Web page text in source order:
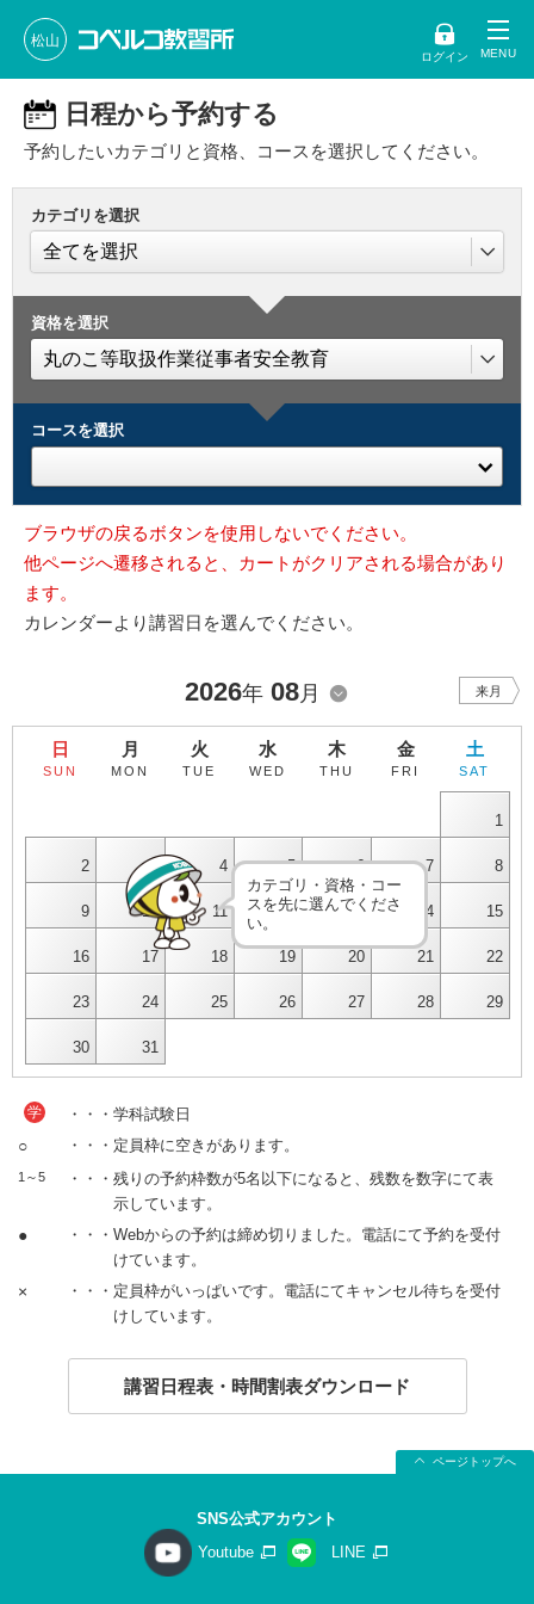
松山
ログイン
日程から予約する
予約したいカテゴリと資格、コースを選択してください。
カテゴリを選択
資格を選択
コースを選択
ブラウザの戻るボタンを使用しないでください。
他ページへ遷移されると、カートがクリアされる場合があり
ます。
カレンダーより講習日を選んでください。
2026年 08月 来月
日
SUN
月
MON
火
TUE
水
WED
木
THU
金
FRI
土
SAT
1
2 3 4 5 6 7 8
9 10 11 12 13 14 15
16 17 18 19 20 21 22
23 24 25 26 27 28 29
30 31
カテゴリ・資格・コー
スを先に選んでくださ
い。
学 ・・・学科試験日
○ ・・・定員枠に空きがあります。
1～5
・・・残りの予約枠数が5名以下になると、残数を数字にて表
示しています。
●
・・・Webからの予約は締め切りました。電話にて予約を受付
けています。
×
・・・定員枠がいっぱいです。電話にてキャンセル待ちを受付
けしています。
講習日程表・時間割表ダウンロード
ページトップへ
SNS公式アカウント
Youtube
LINE